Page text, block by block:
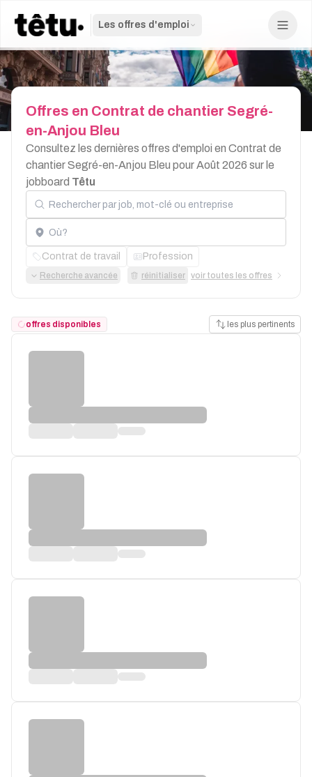
Les offres d'emploi
Offres en Contrat de chantier Segré-
en-Anjou Bleu
Consultez les dernières offres d'emploi en Contrat de
chantier Segré-en-Anjou Bleu pour Août 2026 sur le
jobboard Têtu
Rechercher par job, mot-clé ou entreprise
Localisation
Contrat de travail Profession
Recherche avancée réinitialiser voir toutes les offres
offres disponibles les plus pertinents